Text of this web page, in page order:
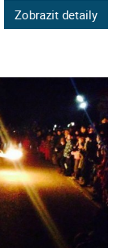
Zobrazit detaily